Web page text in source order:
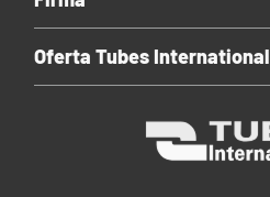
Oferta Tubes International